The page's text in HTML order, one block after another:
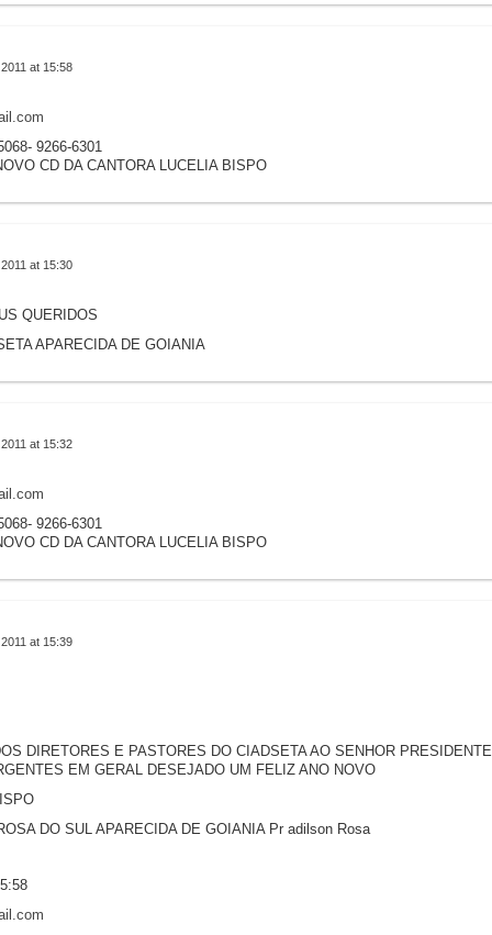
at 15:58
9266-6301
CD DA CANTORA LUCELIA BISPO
at 15:30
QUERIDOS
APARECIDA DE GOIANIA
at 15:32
9266-6301
CD DA CANTORA LUCELIA BISPO
at 15:39
DIRETORES E PASTORES DO CIADSETA AO SENHOR PRESIDENTE
EM GERAL DESEJADO UM FELIZ ANO NOVO
DO SUL APARECIDA DE GOIANIA Pr adilson Rosa